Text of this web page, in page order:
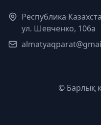
Республика
ул. Шевченко, 106а
© Барлық